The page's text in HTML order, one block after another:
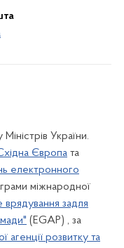
України.
Європа та
електронного
міжнародної
задля
(EGAP) , за
агенції розвитку та